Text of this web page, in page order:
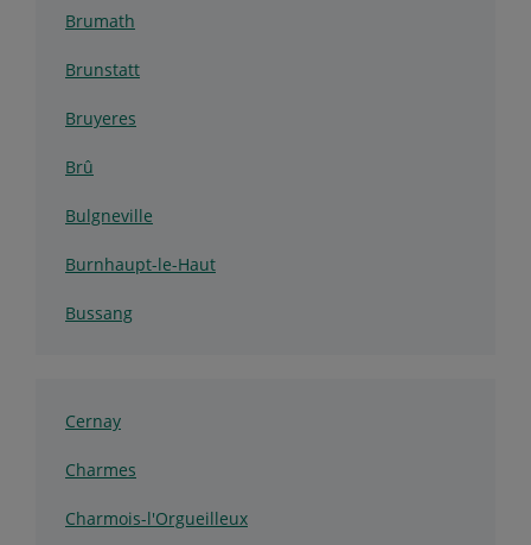
Brumath
Brunstatt
Bruyeres
Brû
Bulgneville
Burnhaupt-le-Haut
Bussang
Cernay
Charmes
Charmois-l'Orgueilleux